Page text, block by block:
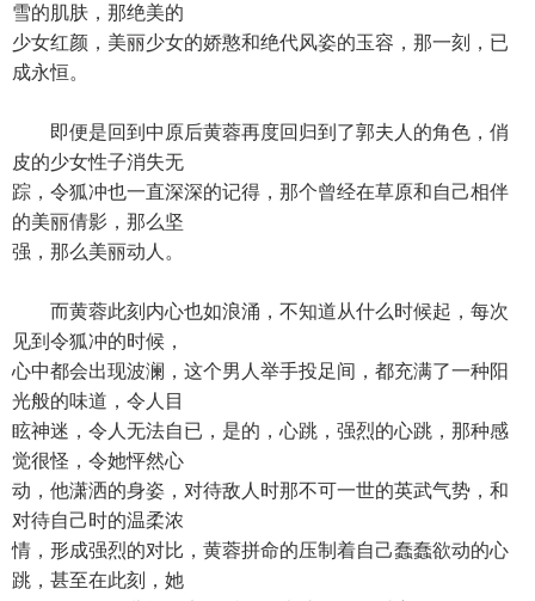
雪的肌肤，那绝美的
少女红颜，美丽少女的娇憨和绝代风姿的玉容，那一刻，已
成永恒。
即便是回到中原后黄蓉再度回归到了郭夫人的角色，俏
皮的少女性子消失无
踪，令狐冲也一直深深的记得，那个曾经在草原和自己相伴
的美丽倩影，那么坚
强，那么美丽动人。
而黄蓉此刻内心也如浪涌，不知道从什么时候起，每次
见到令狐冲的时候，
心中都会出现波澜，这个男人举手投足间，都充满了一种阳
光般的味道，令人目
眩神迷，令人无法自已，是的，心跳，强烈的心跳，那种感
觉很怪，令她怦然心
动，他潇洒的身姿，对待敌人时那不可一世的英武气势，和
对待自己时的温柔浓
情，形成强烈的对比，黄蓉拼命的压制着自己蠢蠢欲动的心
跳，甚至在此刻，她